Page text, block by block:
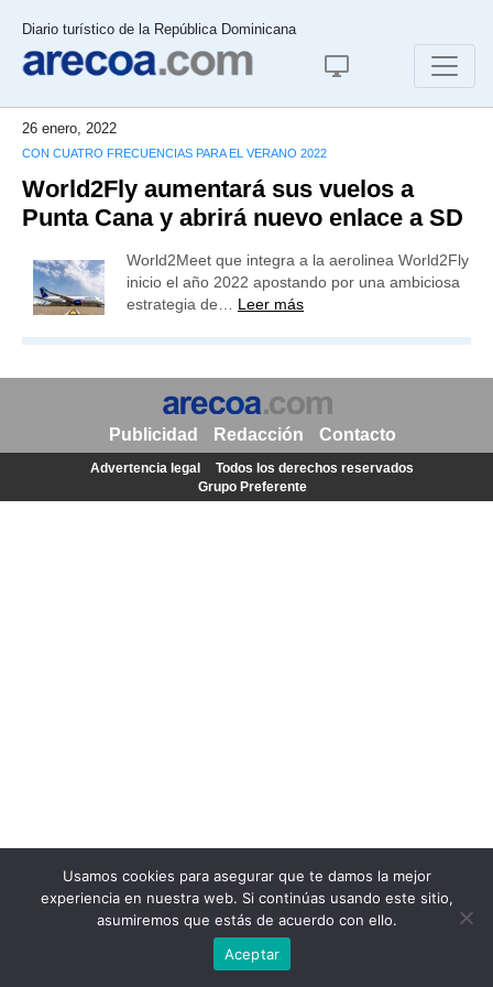
Diario turístico de la República Dominicana
26 enero, 2022
CON CUATRO FRECUENCIAS PARA EL VERANO 2022
World2Fly aumentará sus vuelos a
Punta Cana y abrirá nuevo enlace a SD
World2Meet que integra a la aerolinea World2Fly
inicio el año 2022 apostando por una ambiciosa
estrategia de… Leer más
Usamos cookies para asegurar que te damos la mejor
experiencia en nuestra web. Si continúas usando este sitio,
asumiremos que estás de acuerdo con ello.
Aceptar
Publicidad Redacción Contacto
Advertencia legal
Todos los derechos reservados
Grupo Preferente